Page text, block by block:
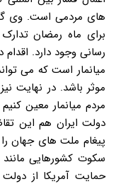
های مردمی است. وی
برای ماه رمضان
رسانی وجود دارد.
میانمار است که می
موثر باشد. در نهایت
مردم میانمار معین
دولت ایران هم این
پیغام ملت های جهان
سکوت کشورهایی مانند
حمایت آمریکا از